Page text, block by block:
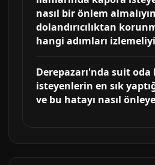
nasıl bir önlem
dolandırıcılıktan
hangi adımları
Derepazarı'nda suit
isteyenlerin en sık
ve bu hatayı nasıl